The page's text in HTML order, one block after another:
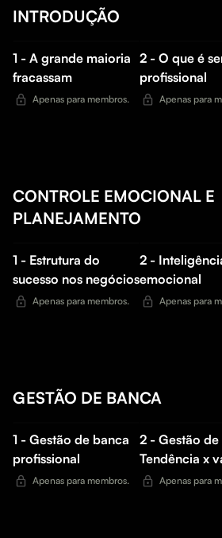
INTRODUÇÃO
1 - A grande maioria
fracassam
Apenas para membros.
2 - O que é
profissional
Apenas para
CONTROLE EMOCIONAL E
PLANEJAMENTO
1 - Estrutura do
sucesso nos negócios
Apenas para membros.
2 -
emocional
Apenas para
GESTÃO DE BANCA
1 - Gestão de banca
profissional
Apenas para membros.
2 - Gestão de
Tendência x
Apenas para